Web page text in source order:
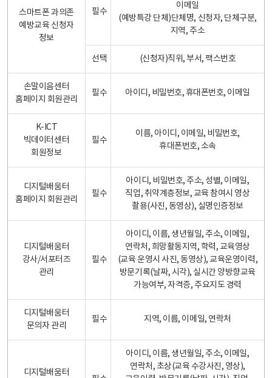
스마트폰 과의존
예방교육 신청자
정보
필수
이메일
(예방특강 단체)단체명, 신청자, 단체구분,
지역, 주소
선택 (신청자)직위, 부서, 팩스번호
손말이음센터
홈페이지 회원관리
필수 아이디, 비밀번호, 휴대폰번호, 이메일
K-ICT
빅데이터센터
회원정보
필수
이름, 아이디, 이메일, 비밀번호,
휴대폰번호, 소속
디지털배움터
홈페이지 회원관리
필수
아이디, 비밀번호, 주소, 성별, 이메일,
직업, 취약계층정보, 교육 참여시 영상
촬용(사진, 동영상), 실명인증정보
디지털배움터
강사/서포터즈
관리
필수
아이디, 이름, 생년월일, 주소, 이메일,
연락처, 희망활동지역, 학력, 교육영상
(교육 운영시 사진, 동영상), 교육운영이력,
방문기록(날짜, 시각), 실시간 양방향교육
가능여부, 자격증, 주요지도 경력
디지털배움터
문의자 관리
필수 지역, 이름, 이메일, 연락처
디지털배움터
아이디, 이름, 생년월일, 주소, 이메일,
연락처, 초상(교육 수강사진, 영상),